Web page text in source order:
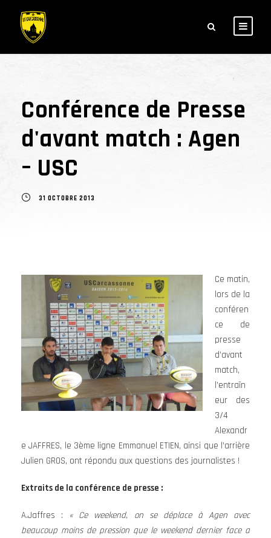
Conférence de Presse
d'avant match : Agen
– USC
31 OCTOBRE 2013
Ce matin,
lors de la
conféren
ce de
presse
d’avant
match,
l’entraîn
eur des
3/4
Alexandr
e JAFFRES, le 3ème ligne Emmanuel ETIEN, ainsi que l’arrière
Julien GROS, ont répondu aux questions des journalistes !
Extraits de la conférence de presse :
A.Jaffres : « Ce weekend, on se déplace à Agen avec
beaucoup moins de pression que le weekend dernier face a